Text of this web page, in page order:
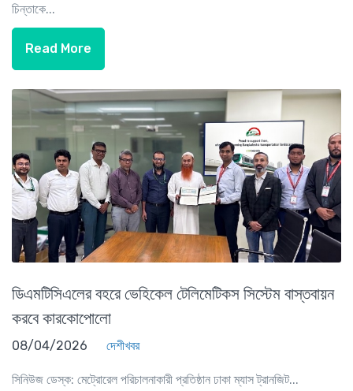
চিন্তাকে...
Read More
ডিএমটিসিএলের বহরে ভেহিকেল টেলিমেটিকস সিস্টেম বাস্তবায়ন
করবে কারকোপোলো
08/04/2026 দেশীখবর
সিনিউজ ডেস্ক: মেট্রোরেল পরিচালনাকারী প্রতিষ্ঠান ঢাকা ম্যাস ট্রানজিট...